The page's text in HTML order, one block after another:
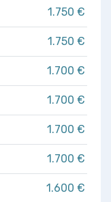
1.750 €
1.750 €
1.700 €
1.700 €
1.700 €
1.700 €
1.600 €